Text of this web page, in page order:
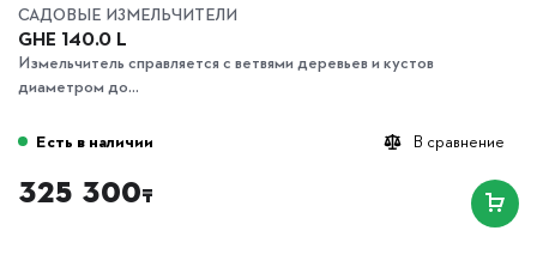
САДОВЫЕ ИЗМЕЛЬЧИТЕЛИ
GHE 140.0 L
Измельчитель справляется с ветвями деревьев и кустов
диаметром до...
В сравнение
Есть в наличии
325 300₸